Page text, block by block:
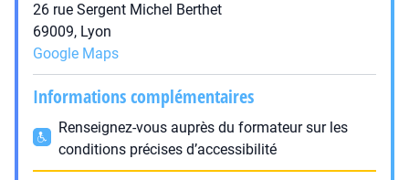
26 rue Sergent Michel Berthet
69009, Lyon
Google Maps
Informations complémentaires
Renseignez-vous auprès du formateur sur les
conditions précises d’accessibilité